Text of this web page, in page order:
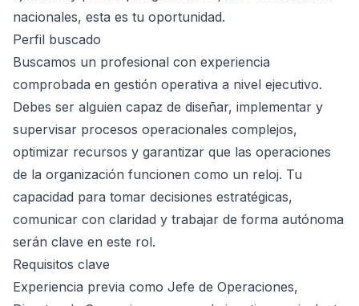
nacionales, esta es tu oportunidad.
Perfil buscado
Buscamos un profesional con experiencia
comprobada en gestión operativa a nivel ejecutivo.
Debes ser alguien capaz de diseñar, implementar y
supervisar procesos operacionales complejos,
optimizar recursos y garantizar que las operaciones
de la organización funcionen como un reloj. Tu
capacidad para tomar decisiones estratégicas,
comunicar con claridad y trabajar de forma autónoma
serán clave en este rol.
Requisitos clave
Experiencia previa como Jefe de Operaciones,